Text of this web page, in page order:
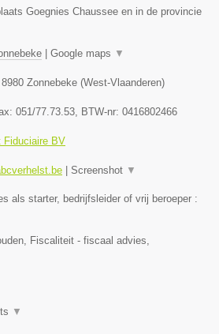
Goegnies Chaussee en in de provincie
Google maps ▼
8980 Zonnebeke (West-Vlaanderen)
051/77.73.53, BTW-nr: 0416802466
Fiduciaire BV
Screenshot ▼
als starter, bedrijfsleider of vrij beroeper :
Fiscaliteit - fiscaal advies,
▼